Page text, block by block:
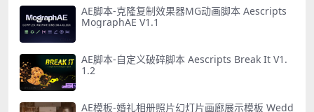
AE脚本-克隆复制效果器MG动画脚本 Aescripts
MographAE V1.1
AE脚本-自定义破碎脚本 Aescripts Break It V1.
1.2
AE模板-婚礼相册照片幻灯片画廊展示模板 Wedd